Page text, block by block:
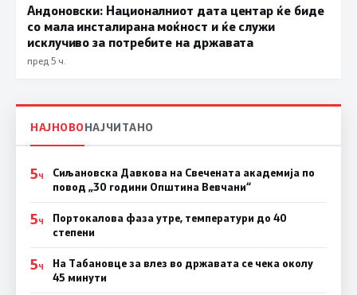
Андоновски: Националниот дата центар ќе биде
со мала инсталирана моќност и ќе служи
исклучиво за потребите на државата
пред 5 ч.
НАЈНОВОНАЈЧИТАНО
5Ч
Сиљановска Давкова на Свечената академија по
повод „30 години Општина Вевчани“
5Ч
Портокалова фаза утре, температури до 40
степени
5Ч
На Табановце за влез во државата се чека околу
45 минути